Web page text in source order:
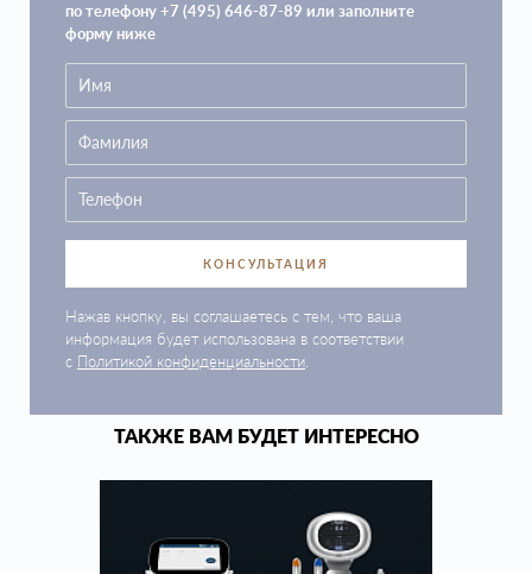
по телефону +7 (495) 646-87-89 или заполните
форму ниже
КОНСУЛЬТАЦИЯ
Нажав кнопку, вы соглашаетесь с тем, что ваша
информация будет использована в соответствии
с Политикой конфиденциальности
ТАКЖЕ ВАМ БУДЕТ ИНТЕРЕСНО